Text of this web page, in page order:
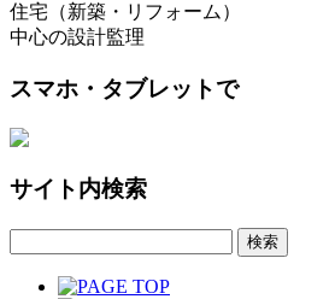
住宅（新築・リフォーム）
中心の設計監理
スマホ・タブレットで
サイト内検索